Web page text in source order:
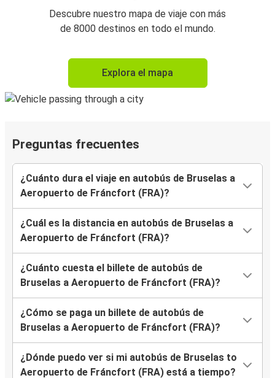
Descubre nuestro mapa de viaje con más
de 8000 destinos en todo el mundo.
Explora el mapa
Preguntas frecuentes
¿Cuánto dura el viaje en autobús de Bruselas a
Aeropuerto de Fráncfort (FRA)?
¿Cuál es la distancia en autobús de Bruselas a
Aeropuerto de Fráncfort (FRA)?
¿Cuánto cuesta el billete de autobús de
Bruselas a Aeropuerto de Fráncfort (FRA)?
¿Cómo se paga un billete de autobús de
Bruselas a Aeropuerto de Fráncfort (FRA)?
¿Dónde puedo ver si mi autobús de Bruselas to
Aeropuerto de Fráncfort (FRA) está a tiempo?